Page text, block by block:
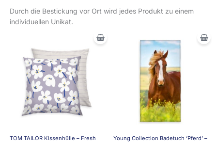
Durch die Bestickung vor Ort wird jedes Produkt zu einem
individuellen Unikat.
TOM TAILOR Kissenhülle – Fresh
Young Collection Badetuch ‘Pferd’ –